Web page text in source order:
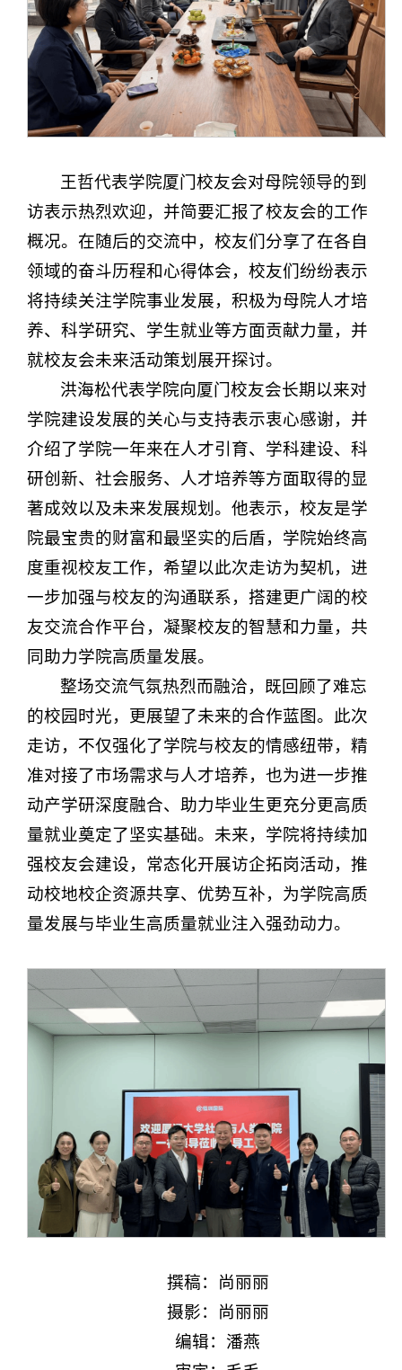
王哲代表学院厦门校友会对母院领导的到
访表示热烈欢迎，并简要汇报了校友会的工作
概况。在随后的交流中，校友们分享了在各自
领域的奋斗历程和心得体会，校友们纷纷表示
将持续关注学院事业发展，积极为母院人才培
养、科学研究、学生就业等方面贡献力量，并
就校友会未来活动策划展开探讨。
洪海松代表学院向厦门校友会长期以来对
学院建设发展的关心与支持表示衷心感谢，并
介绍了学院一年来在人才引育、学科建设、科
研创新、社会服务、人才培养等方面取得的显
著成效以及未来发展规划。他表示，校友是学
院最宝贵的财富和最坚实的后盾，学院始终高
度重视校友工作，希望以此次走访为契机，进
一步加强与校友的沟通联系，搭建更广阔的校
友交流合作平台，凝聚校友的智慧和力量，共
同助力学院高质量发展。
整场交流气氛热烈而融洽，既回顾了难忘
的校园时光，更展望了未来的合作蓝图。此次
走访，不仅强化了学院与校友的情感纽带，精
准对接了市场需求与人才培养，也为进一步推
动产学研深度融合、助力毕业生更充分更高质
量就业奠定了坚实基础。未来，学院将持续加
强校友会建设，常态化开展访企拓岗活动，推
动校地校企资源共享、优势互补，为学院高质
量发展与毕业生高质量就业注入强劲动力。
撰稿：尚丽丽
摄影：尚丽丽
编辑：潘燕